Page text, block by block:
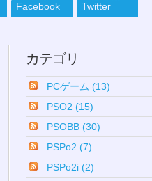
Facebook Twitter
カテゴリ
PCゲーム (13)
PSO2 (15)
PSOBB (30)
PSPo2 (7)
PSPo2i (2)